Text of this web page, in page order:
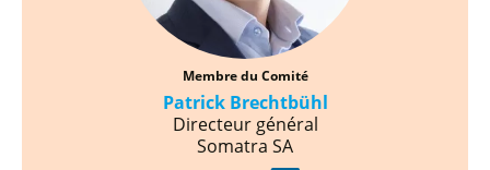
Membre du Comité
Patrick Brechtbühl
Directeur général
Somatra SA